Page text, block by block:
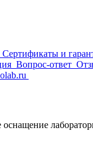
Сертификаты и
Вопрос-ответ